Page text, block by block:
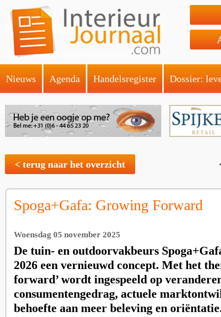
Nieuws Agenda Handelsregister Dossier:
< terug naar het overzicht
Spoga+Gafa: Growing Forward
Woensdag 05 november 2025
De tuin- en outdoorvakbeurs
2026 een vernieuwd concept. Met het
forward’ wordt ingespeeld op
consumentengedrag, actuele
behoefte aan meer beleving en